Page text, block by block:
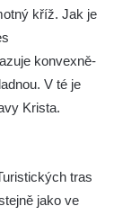
kříž. Jak je
konvexně-
V té je
Krista.
tras
jako ve